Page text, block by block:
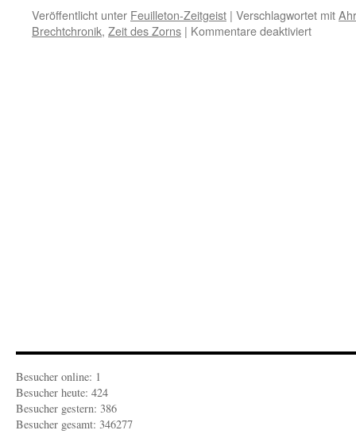
Veröffentlicht unter Feuilleton-Zeitgeist | Verschlagwortet mit
Brechtchronik, Zeit des Zorns | Kommentare deaktiviertfür
Besucher online: 1
Besucher heute: 424
Besucher gestern: 386
Besucher gesamt: 346277